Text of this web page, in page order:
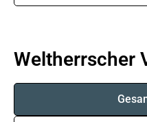
Weltherrscher